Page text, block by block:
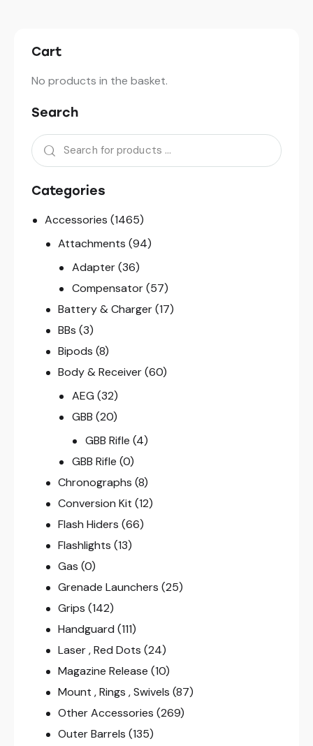
Cart
No products in the basket.
Search
Categories
Accessories (1465)
Attachments (94)
Adapter (36)
Compensator (57)
Battery & Charger (17)
BBs (3)
Bipods (8)
Body & Receiver (60)
AEG (32)
GBB (20)
GBB Rifle (4)
GBB Rifle (0)
Chronographs (8)
Conversion Kit (12)
Flash Hiders (66)
Flashlights (13)
Gas (0)
Grenade Launchers (25)
Grips (142)
Handguard (111)
Laser , Red Dots (24)
Magazine Release (10)
Mount , Rings , Swivels (87)
Other Accessories (269)
Outer Barrels (135)